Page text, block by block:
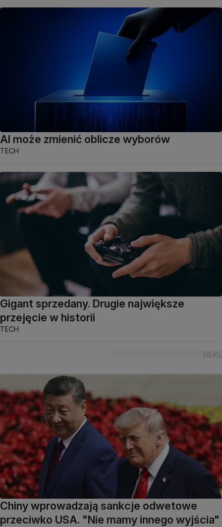
AI może zmienić oblicze wyborów
TECH
Gigant sprzedany. Drugie największe
przejęcie w historii
TECH
Chiny wprowadzają sankcje odwetowe
przeciwko USA. "Nie mamy innego wyjścia"